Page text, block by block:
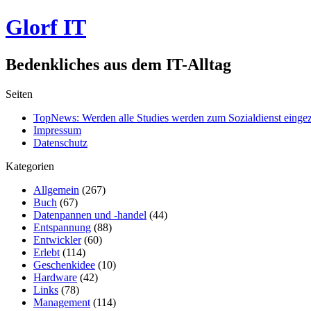
Glorf IT
Bedenkliches aus dem IT-Alltag
Seiten
TopNews: Werden alle Studies werden zum Sozialdienst
Impressum
Datenschutz
Kategorien
Allgemein (267)
Buch (67)
Datenpannen und -handel (44)
Entspannung (88)
Entwickler(60)
Erlebt (114)
Geschenkidee (10)
Hardware (42)
Links (78)
Management (114)